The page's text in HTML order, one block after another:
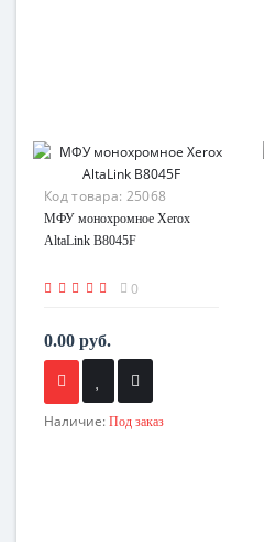
Код товара: 25068
МФУ монохромное Xerox
AltaLink B8045F
0
0.00 руб.
Наличие: Под заказ